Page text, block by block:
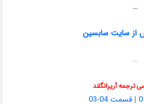
…
از سایت سابسین
…
ترجمه آریرانگلند
|قسمت 04-03